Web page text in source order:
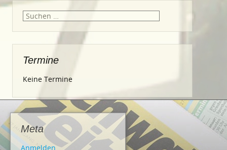
Suche
Termine
Keine Termine
Meta
Anmelden